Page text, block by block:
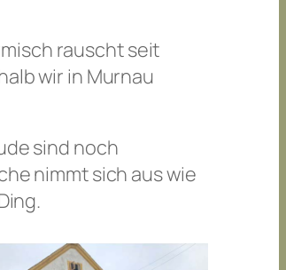
rauscht seit
wir in Murnau
sind noch
nimmt sich aus wie